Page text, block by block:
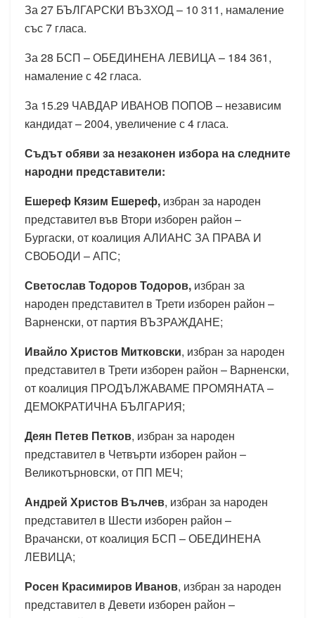
За 27 БЪЛГАРСКИ ВЪЗХОД – 10 311, намаление
със 7 гласа.
За 28 БСП – ОБЕДИНЕНА ЛЕВИЦА – 184 361,
намаление с 42 гласа.
За 15.29 ЧАВДАР ИВАНОВ ПОПОВ – независим
кандидат – 2004, увеличение с 4 гласа.
Съдът обяви за незаконен избора на следните
народни представители:
Ешереф Кязим Ешереф, избран за народен
представител във Втори изборен район –
Бургаски, от коалиция АЛИАНС ЗА ПРАВА И
СВОБОДИ – АПС;
Светослав Тодоров Тодоров, избран за
народен представител в Трети изборен район –
Варненски, от партия ВЪЗРАЖДАНЕ;
Ивайло Христов Митковски, избран за народен
представител в Трети изборен район – Варненски,
от коалиция ПРОДЪЛЖАВАМЕ ПРОМЯНАТА –
ДЕМОКРАТИЧНА БЪЛГАРИЯ;
Деян Петев Петков, избран за народен
представител в Четвърти изборен район –
Великотърновски, от ПП МЕЧ;
Андрей Христов Вълчев, избран за народен
представител в Шести изборен район –
Врачански, от коалиция БСП – ОБЕДИНЕНА
ЛЕВИЦА;
Росен Красимиров Иванов, избран за народен
представител в Девети изборен район –